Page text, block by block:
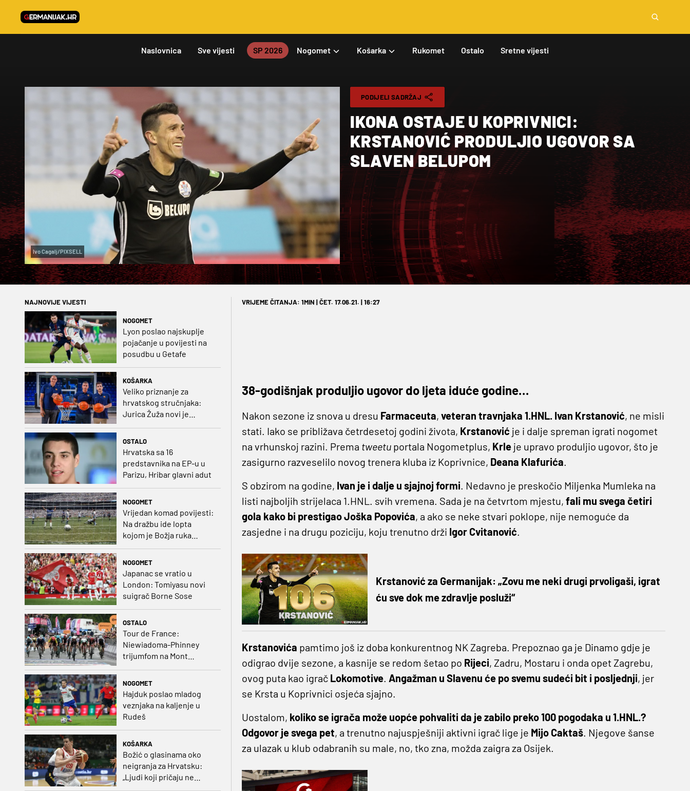
Naslovnica Sve vijesti SP 2026 Nogomet Košarka Rukomet Ostalo Sretne vijesti
Ivo Cagalj/PIXSELL
PODIJELI SADRŽAJ
IKONA OSTAJE U KOPRIVNICI:
KRSTANOVIĆ PRODULJIO UGOVOR SA
SLAVEN BELUPOM
NAJNOVIJE VIJESTI
NOGOMET
Lyon poslao najskuplje
pojačanje u povijesti na
posudbu u Getafe
KOŠARKA
Veliko priznanje za
hrvatskog stručnjaka:
Jurica Žuža novi je
OSTALO
Hrvatska sa 16
predstavnika na EP-u u
Parizu, Hribar glavni adut
NOGOMET
Vrijedan komad povijesti:
Na dražbu ide lopta
kojom je Božja ruka
postigla gol
NOGOMET
Japanac se vratio u
London: Tomiyasu novi
suigrač Borne Sose
OSTALO
Tour de France:
Niewiadoma-Phinney
trijumfom na Mont
NOGOMET
Hajduk poslao mladog
veznjaka na kaljenje u
Rudeš
KOŠARKA
Božić o glasinama oko
neigranja za Hrvatsku:
„Ljudi koji pričaju ne
VRIJEME ČITANJA: 1MIN | ČET. 17.06.21. | 16:27
38-godišnjak produljio ugovor do ljeta iduće godine…
Nakon sezone iz snova u dresu Farmaceuta, veteran travnjaka 1.HNL. Ivan Krstanović, ne misli
stati. Iako se približava četrdesetoj godini života, Krstanović je i dalje spreman igrati nogomet
na vrhunskoj razini. Prema tweetuportala Nogometplus, Krleje upravo produljio ugovor, što je
zasigurno razveselilo novog trenera kluba iz Koprivnice, Deana Klafurića.
S obzirom na godine, Ivan je i dalje u sjajnoj formi. Nedavno je preskočio Miljenka Mumleka na
listi najboljih strijelaca 1.HNL. svih vremena. Sada je na četvrtom mjestu, fali mu svega četiri
gola kako bi prestigaoJoška Popovića, a ako se neke stvari poklope, nije nemoguće da
zasjedne i na drugu poziciju, koju trenutno drži Igor Cvitanović.
Krstanović za Germanijak: „Zovu me neki drugi prvoligaši, igrat
ću sve dok me zdravlje posluži“
Krstanovića pamtimo još iz doba konkurentnog NK Zagreba. Prepoznao ga je Dinamo gdje je
odigrao dvije sezone, a kasnije se redom šetao po Rijeci, Zadru, Mostaru i onda opet Zagrebu,
ovog puta kao igračLokomotive. Angažman u Slavenu će po svemu sudeći bit i posljednji, jer
se Krsta u Koprivnici osjeća sjajno.
Uostalom, koliko se igrača može uopće pohvaliti da je zabilo preko 100 pogodaka u 1.HNL.?
Odgovor je svega pet, a trenutno najuspješniji aktivni igrač lige je Mijo Caktaš. Njegove šanse
za ulazak u klub odabranih su male, no, tko zna, možda zaigra za Osijek.